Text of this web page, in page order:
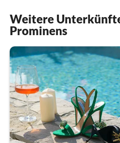
Weitere
Prominens